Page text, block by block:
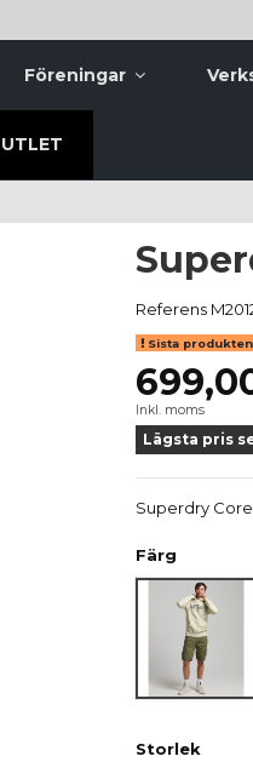
Föreningar
Referens
Sista
Inkl. moms
Lägsta pris
Superdry
Färg
Beige
Storlek